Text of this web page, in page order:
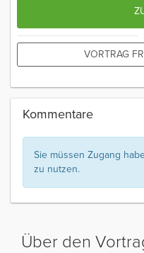
VORTRAG
Kommentare
Sie müssen Zugang
zu nutzen.
Über den